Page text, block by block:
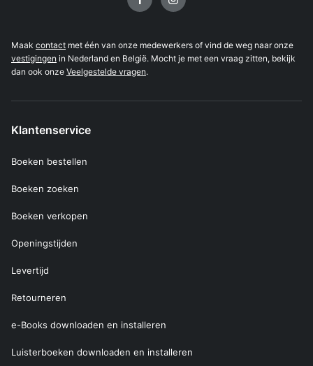
Maak contact met één van onze medewerkers of vind de weg naar onze
vestigingen in Nederland en België. Mocht je met een vraag zitten, bekijk
dan ook onze Veelgestelde vragen.
Klantenservice
Boeken bestellen
Boeken zoeken
Boeken verkopen
Openingstijden
Levertijd
Retourneren
e-Books downloaden en installeren
Luisterboeken downloaden en installeren